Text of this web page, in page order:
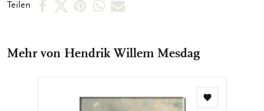
Rückseite
Teilen
Per Per Per PerPer
teilen
Mehr von Hendrik Willem Mesdag
Zur